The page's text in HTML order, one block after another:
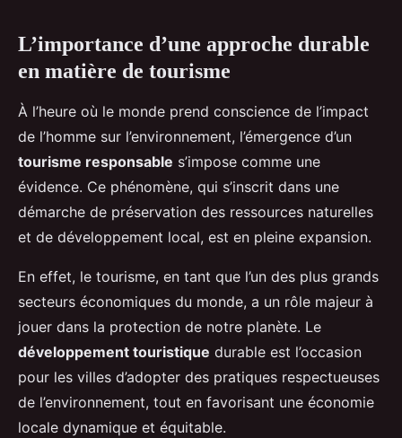
L’importance d’une approche durable
en matière de tourisme
À l’heure où le monde prend conscience de l’impact
de l’homme sur l’environnement, l’émergence d’un
tourisme responsable s’impose comme une
évidence. Ce phénomène, qui s’inscrit dans une
démarche de préservation des ressources naturelles
et de développement local, est en pleine expansion.
En effet, le tourisme, en tant que l’un des plus grands
secteurs économiques du monde, a un rôle majeur à
jouer dans la protection de notre planète. Le
développement touristique durable est l’occasion
pour les villes d’adopter des pratiques respectueuses
de l’environnement, tout en favorisant une économie
locale dynamique et équitable.